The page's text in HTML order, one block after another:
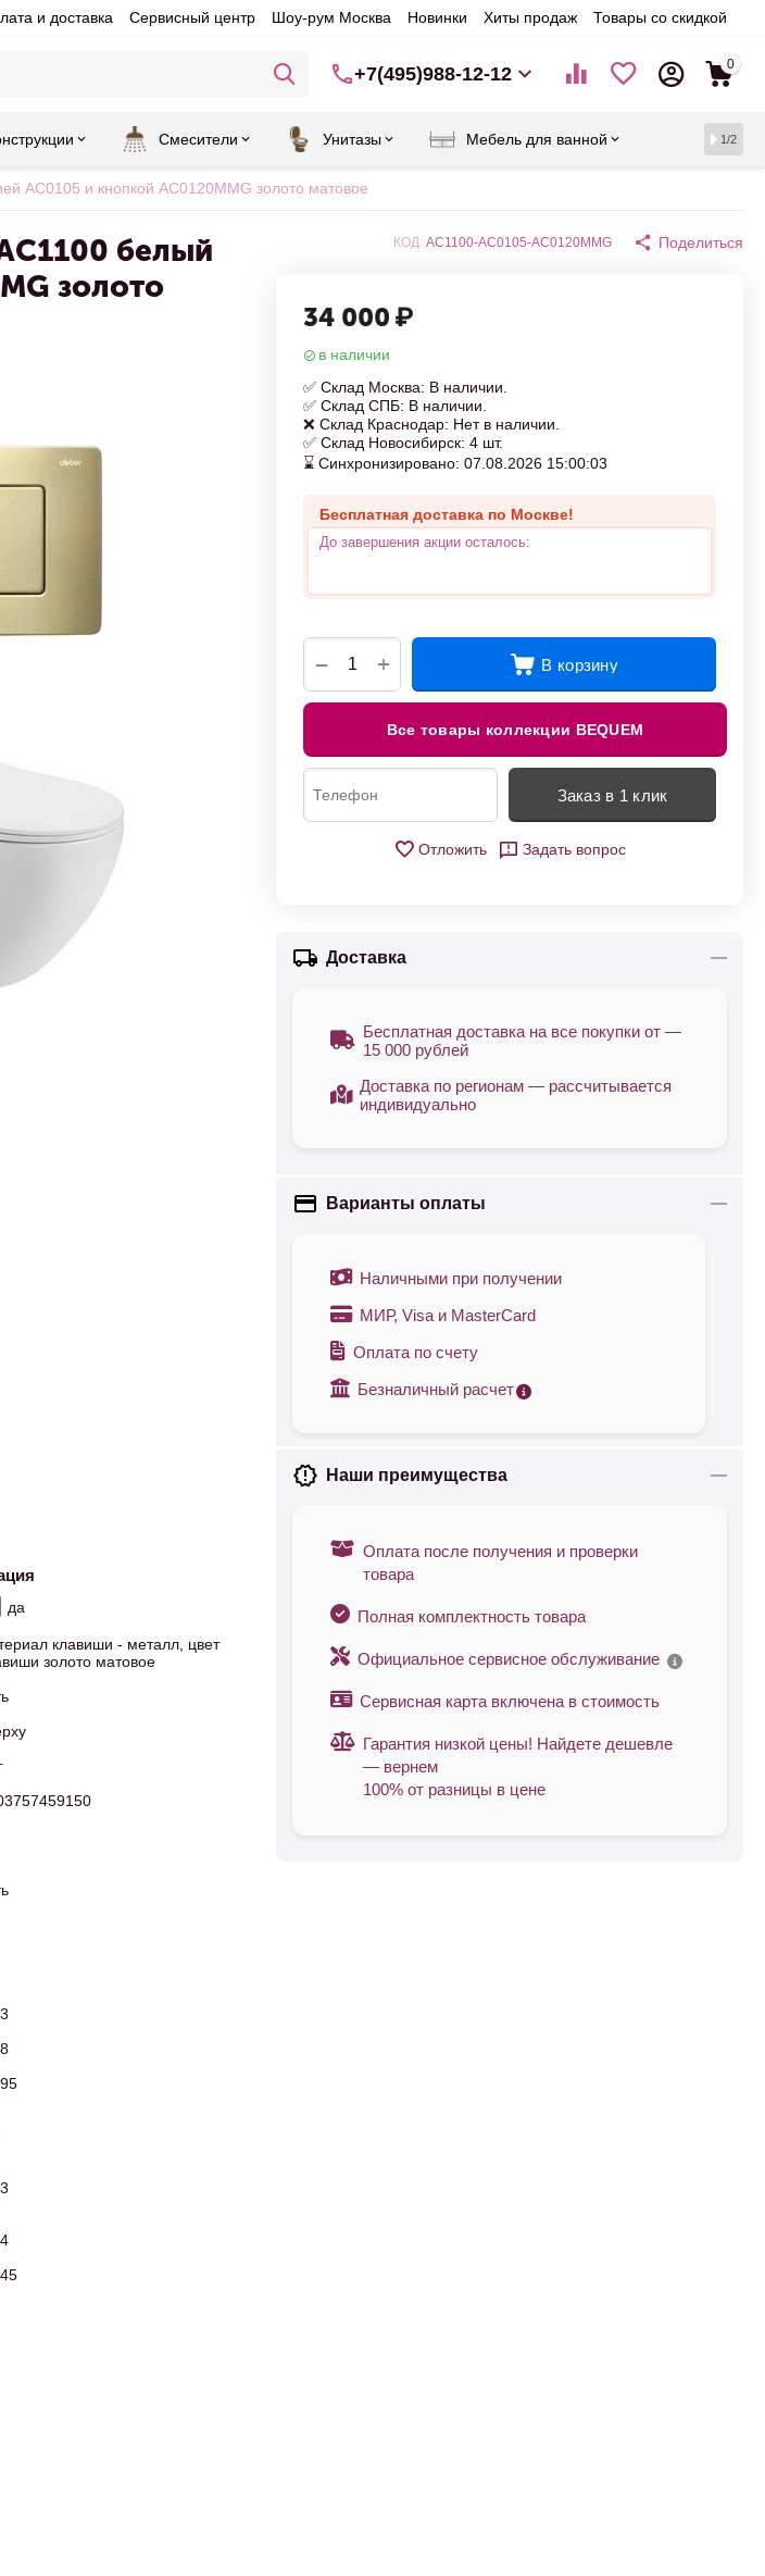
и доставка Сервисный центр Шоу-рум Москва Новинки Хиты продаж Товары со скидкой
+7(495)988-12-12 0
Смесители Унитазы Мебель для ванной 1/2
AC0105 и кнопкой AC0120MMG золото матовое
белый
золото
КОД: AC1100-AC0105-AC0120MMG Поделиться
34 000 ₽
в наличии
✅ Склад Москва: В наличии.
✅ Склад СПБ: В наличии.
❌ Склад Краснодар: Нет в наличии.
✅ Склад Новосибирск: 4 шт.
⌛ Синхронизировано: 07.08.2026 15:00:03
Бесплатная доставка по Москве!
До завершения акции осталось:
+
− В корзину
Все товары коллекции BEQUEM
Заказ в 1 клик
Отложить Задать вопрос
Доставка
Бесплатная доставка на все покупки от —
15 000 рублей
Доставка по регионам — рассчитывается
индивидуально
Варианты оплаты
Наличными при получении
МИР, Visa и MasterCard
Оплата по счету
Безналичный расчет
Наши преимущества
Оплата после получения и проверки
товара
Полная комплектность товара
Официальное сервисное обслуживание
Сервисная карта включена в стоимость
Гарантия низкой цены! Найдете дешевле
— вернем
100% от разницы в цене
да
клавиши - металл, цвет
золото матовое